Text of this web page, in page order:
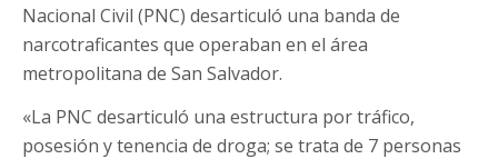
Nacional Civil (PNC) desarticuló una banda de
narcotraficantes que operaban en el área
metropolitana de San Salvador.
«La PNC desarticuló una estructura por tráfico,
posesión y tenencia de droga; se trata de 7 personas